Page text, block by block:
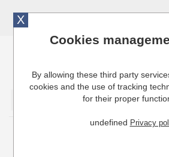
Cuisinresto: Ustensiles de cuisine
X
Cookies
By allowing these third party
cookies and the use of tracking
for their proper
undefined Privacy